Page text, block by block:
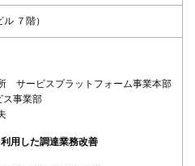
７階）
サービスプラットフォーム事業本部
ス事業部
利用した調達業務改善